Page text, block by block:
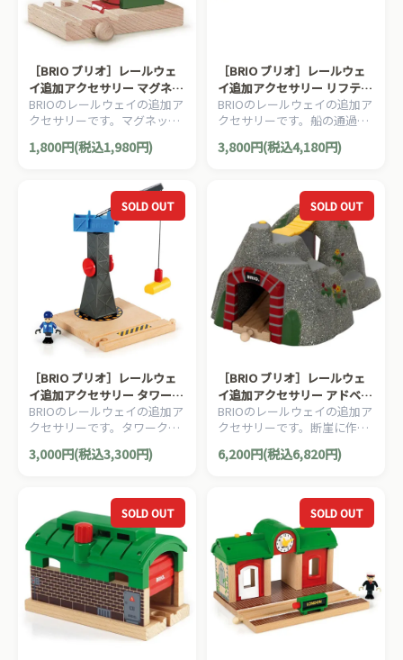
［BRIO ブリオ］レールウェ
イ追加アクセサリー マグネッ
ト式ベルシグナル
BRIOのレールウェイの追加ア
クセサリーです。マグネット
の力で音が鳴る警報機です。
1ピース。
1,800円(税込1,980円)
［BRIO ブリオ］レールウェ
イ追加アクセサリー リフティ
ングブリッジ
BRIOのレールウェイの追加ア
クセサリーです。船の通過時
に橋が上がる可動橋です。3
ピース。
3,800円(税込4,180円)
SOLD OUT
［BRIO ブリオ］レールウェ
イ追加アクセサリー タワーク
レーン
BRIOのレールウェイの追加ア
クセサリーです。タワークレ
ーンと作業員のセットです。
4ピース。
3,000円(税込3,300円)
SOLD OUT
［BRIO ブリオ］レールウェ
イ追加アクセサリー アドベン
チャートンネル
BRIOのレールウェイの追加ア
クセサリーです。断崖に作ら
れたスリル満点のトンネルで
す。1ピース。
6,200円(税込6,820円)
SOLD OUT SOLD OUT